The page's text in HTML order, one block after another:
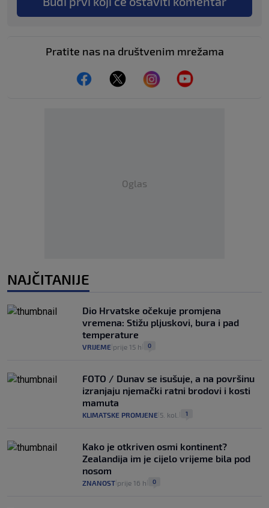
Pratite nas na društvenim mrežama
Oglas
NAJČITANIJE
Dio Hrvatske očekuje promjena
vremena: Stižu pljuskovi, bura i pad
temperature
VRIJEME prije 15 h 0
FOTO / Dunav se isušuje, a na površinu
izranjaju njemački ratni brodovi i kosti
mamuta
KLIMATSKE PROMJENE 5. kol. 1
Kako je otkriven osmi kontinent?
Zealandija im je cijelo vrijeme bila pod
nosom
ZNANOST prije 16 h 0